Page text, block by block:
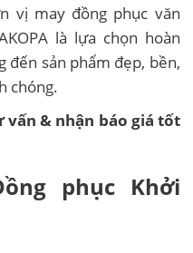
vị may đồng phục văn
là lựa chọn hoàn
đến sản phẩm đẹp, bền,
chóng.
vấn & nhận báo giá tốt
phục Khởi